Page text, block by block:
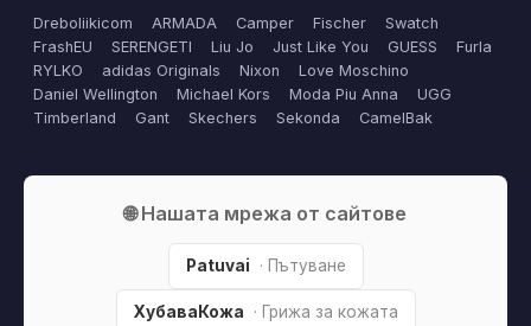
Dreboliikicom ARMADA Camper Fischer
Swatch
FrashEU
SERENGETI Liu Jo Just Like You GUESS
Furla
RYLKO
adidas Originals Nixon
Love Moschino
Daniel Wellington
Michael Kors Moda Piu Anna
UGG
Timberland
Gant Skechers Sekonda CamelBak
🌐 Нашата мрежа от сайтове
Patuvai · Пътуване
ХубаваКожа · Грижа за кожата